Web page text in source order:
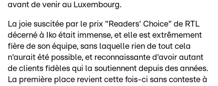
avant de venir au Luxembourg.
La joie suscitée par le prix "Readers' Choice" de RTL
décerné à Iko était immense, et elle est extrêmement
fière de son équipe, sans laquelle rien de tout cela
n'aurait été possible, et reconnaissante d'avoir autant
de clients fidèles qui la soutiennent depuis des années.
La première place revient cette fois-ci sans conteste à